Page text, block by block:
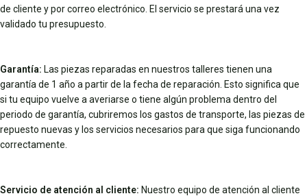
de cliente y por correo electrónico. El servicio se prestará una vez
validado tu presupuesto.
Garantía: Las piezas reparadas en nuestros talleres tienen una
garantía de 1 año a partir de la fecha de reparación. Esto significa que
si tu equipo vuelve a averiarse o tiene algún problema dentro del
periodo de garantía, cubriremos los gastos de transporte, las piezas de
repuesto nuevas y los servicios necesarios para que siga funcionando
correctamente.
Servicio de atención al cliente: Nuestro equipo de atención al cliente